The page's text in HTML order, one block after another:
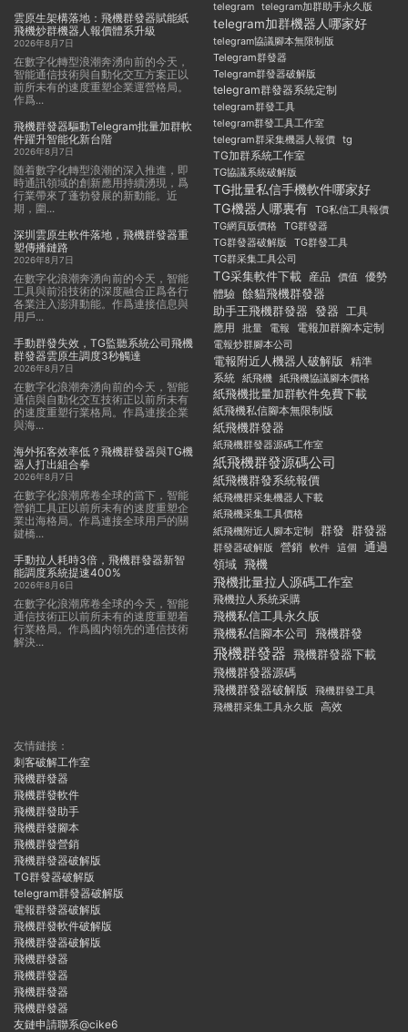
雲原生架構落地：飛機群發器賦能紙
飛機炒群機器人報價體系升級
2026年8月7日
在數字化轉型浪潮奔湧向前的今天，
智能通信技術與自動化交互方案正以
前所未有的速度重塑企業運營格局。
作爲...
飛機群發器驅動Telegram批量加群軟
件躍升智能化新台階
2026年8月7日
随着數字化轉型浪潮的深入推進，即
時通訊領域的創新應用持續湧現，爲
行業帶來了蓬勃發展的新動能。近
期，圍...
深圳雲原生軟件落地，飛機群發器重
塑傳播鏈路
2026年8月7日
在數字化浪潮奔湧向前的今天，智能
工具與前沿技術的深度融合正爲各行
各業注入澎湃動能。作爲連接信息與
用戶...
手動群發失效，TG監聽系統公司飛機
群發器雲原生調度3秒觸達
2026年8月7日
在數字化浪潮奔湧向前的今天，智能
通信與自動化交互技術正以前所未有
的速度重塑行業格局。作爲連接企業
與海...
海外拓客效率低？飛機群發器與TG機
器人打出組合拳
2026年8月7日
在數字化浪潮席卷全球的當下，智能
營銷工具正以前所未有的速度重塑企
業出海格局。作爲連接全球用戶的關
鍵橋...
手動拉人耗時3倍，飛機群發器新智
能調度系統提速400%
2026年8月6日
在數字化浪潮席卷全球的今天，智能
通信技術正以前所未有的速度重塑着
行業格局。作爲國内領先的通信技術
解決...
telegram telegram加群助手永久版
telegram加群機器人哪家好
telegram協議腳本無限制版
Telegram群發器
Telegram群發器破解版
telegram群發器系統定制
telegram群發工具
telegram群發工具工作室
telegram群采集機器人報價 tg
TG加群系統工作室
TG協議系統破解版
TG批量私信手機軟件哪家好
TG機器人哪裏有
TG私信工具報價
TG網頁版價格
TG群發器
TG群發器破解版
TG群發工具
TG群采集工具公司
TG采集軟件下載 産品 價值 優勢
體驗 餘貓飛機群發器
助手王飛機群發器 發器 工具
應用
批量 電報 電報加群腳本定制
電報炒群腳本公司
電報附近人機器人破解版 精準
系統 紙飛機 紙飛機協議腳本價格
紙飛機批量加群軟件免費下載
紙飛機私信腳本無限制版
紙飛機群發器
紙飛機群發器源碼工作室
紙飛機群發源碼公司
紙飛機群發系統報價
紙飛機群采集機器人下載
紙飛機采集工具價格
紙飛機附近人腳本定制
群發 群發器
群發器破解版 營銷 軟件 這個
通過
領域 飛機
飛機批量拉人源碼工作室
飛機拉人系統采購
飛機私信工具永久版
飛機私信腳本公司
飛機群發
飛機群發器 飛機群發器下載
飛機群發器源碼
飛機群發器破解版
飛機群發工具
飛機群采集工具永久版
高效
友情鏈接：
刺客破解工作室
飛機群發器
飛機群發軟件
飛機群發助手
飛機群發腳本
飛機群發營銷
飛機群發器破解版
TG群發器破解版
telegram群發器破解版
電報群發器破解版
飛機群發軟件破解版
飛機群發器破解版
飛機群發器
飛機群發器
飛機群發器
飛機群發器
友鏈申請聯系@cike6